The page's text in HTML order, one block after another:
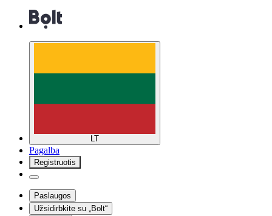
LT
Pagalba
Registruotis
Paslaugos
Užsidirbkite su „Bolt“